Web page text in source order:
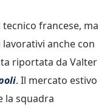
francese, ma
anche con
riportata da Valter
. Il mercato estivo
la squadra